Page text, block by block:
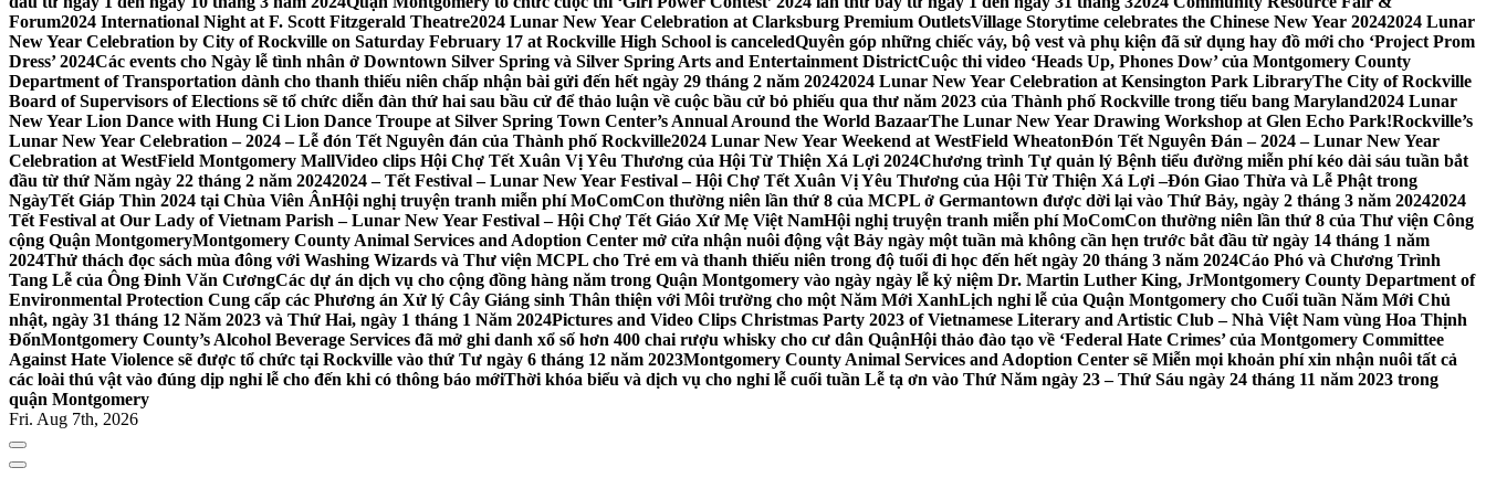
Forum2024 International Night at F. Scott Fitzgerald Theatre2024 Lunar New Year Celebration at Clarksburg Premium OutletsVillage Storytime celebrates the Chinese New Year 20242024 Lunar
New Year Celebration by City of Rockville on Saturday February 17 at Rockville High School is canceledQuyên góp những chiếc váy, bộ vest và phụ kiện đã sử dụng hay đồ mới cho ‘Project Prom
Dress’ 2024Các events cho Ngày lễ tình nhân ở Downtown Silver Spring và Silver Spring Arts and Entertainment DistrictCuộc thi video ‘Heads Up, Phones Dow’ của Montgomery County
Department of Transportation dành cho thanh thiếu niên chấp nhận bài gửi đến hết ngày 29 tháng 2 năm 20242024 Lunar New Year Celebration at Kensington Park LibraryThe City of Rockville
Board of Supervisors of Elections sẽ tổ chức diễn đàn thứ hai sau bầu cử để thảo luận về cuộc bầu cử bỏ phiếu qua thư năm 2023 của Thành phố Rockville trong tiểu bang Maryland2024 Lunar
New Year Lion Dance with Hung Ci Lion Dance Troupe at Silver Spring Town Center’s Annual Around the World BazaarThe Lunar New Year Drawing Workshop at Glen Echo Park!Rockville’s
Lunar New Year Celebration – 2024 – Lễ đón Tết Nguyên đán của Thành phố Rockville2024 Lunar New Year Weekend at WestField WheatonĐón Tết Nguyên Đán – 2024 – Lunar New Year
Celebration at WestField Montgomery MallVideo clips Hội Chợ Tết Xuân Vị Yêu Thương của Hội Từ Thiện Xá Lợi 2024Chương trình Tự quản lý Bệnh tiểu đường miễn phí kéo dài sáu tuần bắt
đầu từ thứ Năm ngày 22 tháng 2 năm 20242024 – Tết Festival – Lunar New Year Festival – Hội Chợ Tết Xuân Vị Yêu Thương của Hội Từ Thiện Xá Lợi –Đón Giao Thừa và Lễ Phật trong
NgàyTết Giáp Thìn 2024 tại Chùa Viên ÂnHội nghị truyện tranh miễn phí MoComCon thường niên lần thứ 8 của MCPL ở Germantown được dời lại vào Thứ Bảy, ngày 2 tháng 3 năm 20242024
Tết Festival at Our Lady of Vietnam Parish – Lunar New Year Festival – Hội Chợ Tết Giáo Xứ Mẹ Việt NamHội nghị truyện tranh miễn phí MoComCon thường niên lần thứ 8 của Thư viện Công
cộng Quận MontgomeryMontgomery County Animal Services and Adoption Center mở cửa nhận nuôi động vật Bảy ngày một tuần mà không cần hẹn trước bắt đầu từ ngày 14 tháng 1 năm
2024Thử thách đọc sách mùa đông với Washing Wizards và Thư viện MCPL cho Trẻ em và thanh thiếu niên trong độ tuổi đi học đến hết ngày 20 tháng 3 năm 2024Cáo Phó và Chương Trình
Tang Lễ của Ông Đinh Văn CươngCác dự án dịch vụ cho cộng đồng hàng năm trong Quận Montgomery vào ngày ngày lễ kỷ niệm Dr. Martin Luther King, JrMontgomery County Department of
Environmental Protection Cung cấp các Phương án Xử lý Cây Giáng sinh Thân thiện với Môi trường cho một Năm Mới XanhLịch nghỉ lễ của Quận Montgomery cho Cuối tuần Năm Mới Chủ
nhật, ngày 31 tháng 12 Năm 2023 và Thứ Hai, ngày 1 tháng 1 Năm 2024Pictures and Video Clips Christmas Party 2023 of Vietnamese Literary and Artistic Club – Nhà Việt Nam vùng Hoa Thịnh
ĐốnMontgomery County’s Alcohol Beverage Services đã mở ghi danh xổ số hơn 400 chai rượu whisky cho cư dân QuậnHội thảo đào tạo về ‘Federal Hate Crimes’ của Montgomery Committee
Against Hate Violence sẽ được tổ chức tại Rockville vào thứ Tư ngày 6 tháng 12 năm 2023Montgomery County Animal Services and Adoption Center sẽ Miễn mọi khoản phí xin nhận nuôi tất cả
các loài thú vật vào đúng dịp nghỉ lễ cho đến khi có thông báo mớiThời khóa biểu và dịch vụ cho nghỉ lễ cuối tuần Lễ tạ ơn vào Thứ Năm ngày 23 – Thứ Sáu ngày 24 tháng 11 năm 2023 trong
quận Montgomery
Fri. Aug 7th, 2026